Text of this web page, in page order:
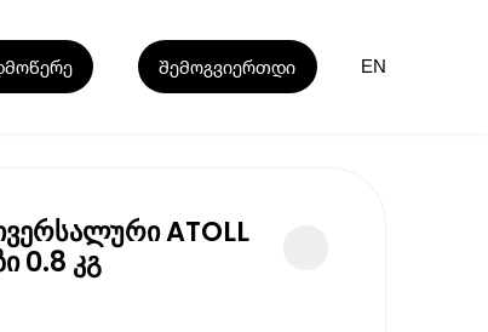
შემოგვიერთდი EN
ATOLL
0.8 კგ